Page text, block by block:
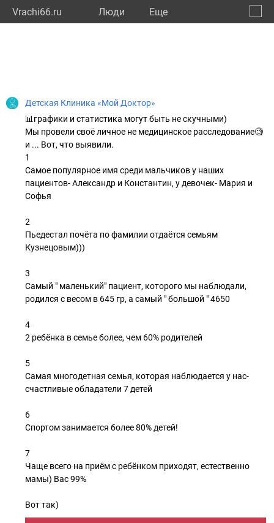
Vrachi66.ru Люди Eще
Детская Клиника «Мой Доктор»
📊графики и статистика могут быть не скучными)
Мы провели своё личное не медицинское расследование🧐
и ... Вот, что выявили.
1
Самое популярное имя среди мальчиков у наших
пациентов- Александр и Константин, у девочек- Мария и
Софья
2
Пьедестал почёта по фамилии отдаётся семьям
Кузнецовым)))
3
Самый " маленький" пациент, которого мы наблюдали,
родился с весом в 645 гр, а самый " большой " 4650
4
2 ребёнка в семье более, чем 60% родителей
5
Самая многодетная семья, которая наблюдается у нас-
счастливые обладатели 7 детей
6
Спортом занимается более 80% детей!
7
Чаще всего на приём с ребёнком приходят, естественно
мамы) Вас 99%
Вот так)